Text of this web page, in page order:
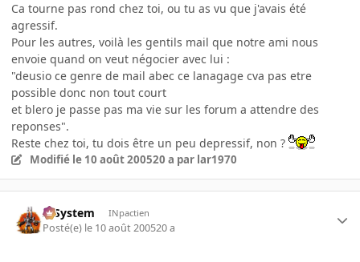
Ca tourne pas rond chez toi, ou tu as vu que j'avais été
agressif.
Pour les autres, voilà les gentils mail que notre ami nous
envoie quand on veut négocier avec lui :
"deusio ce genre de mail abec ce lanagage cva pas etre
possible donc non tout court
et blero je passe pas ma vie sur les forum a attendre des
reponses".
Reste chez toi, tu dois être un peu depressif, non ?
Modifié le 10 août 200520 a par lar1970
X-System INpactien
Posté(e) le 10 août 200520 a